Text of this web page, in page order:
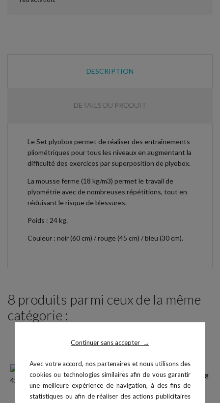
Continuer sans accepter →
Avec votre accord, nos partenaires et nous utilisons des
cookies ou technologies similaires afin de vous garantir
une meilleure expérience de navigation, à des fins de
statistiques ou afin de réaliser des actions publicitaires
DESCRIPTION
DÉTAILS DU PRODUIT
Le Set plyobox permet de réaliser des entraînements
pliométriques pour tous les niveaux en augmentant la
difficulté des exercices par superposition de plyobox.
La mousse ferme (18 kg/m3) permet le travail de
plyométrie avec de nombreuses répétitions, tout en
réduisant le risque de blessures.
Poids : 24 kg.
Couleur : noir (60 cm) / rouge (45 cm) / bleu (30 cm).
8 produits parmi ceux de la même
catégorie :